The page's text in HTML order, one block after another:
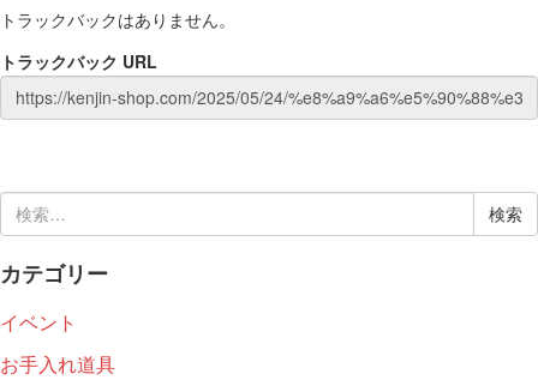
トラックバックはありません。
トラックバック URL
検
索:
カテゴリー
イベント
お手入れ道具